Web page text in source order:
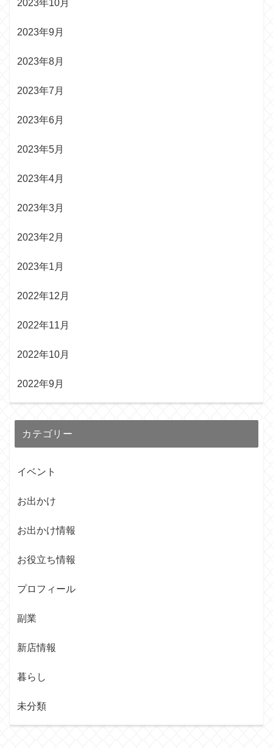
2023年10月
2023年9月
2023年8月
2023年7月
2023年6月
2023年5月
2023年4月
2023年3月
2023年2月
2023年1月
2022年12月
2022年11月
2022年10月
2022年9月
カテゴリー
イベント
お出かけ
お出かけ情報
お役立ち情報
プロフィール
副業
新店情報
暮らし
未分類